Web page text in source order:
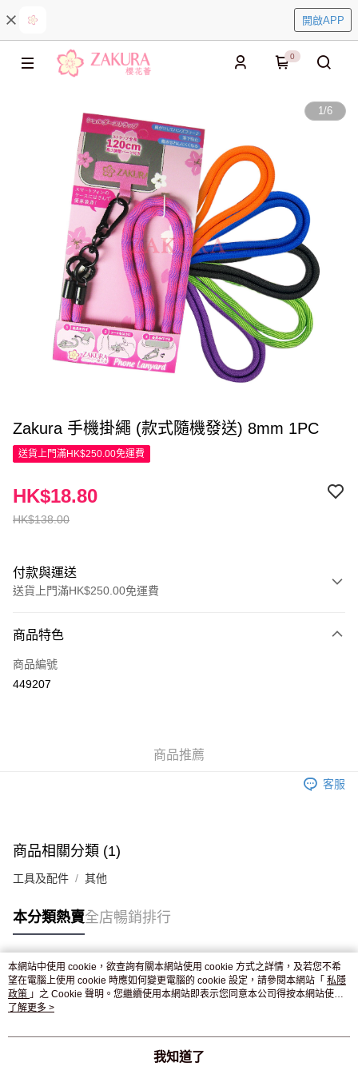
開啟APP
0
1/6
Zakura 手機掛繩 (款式隨機發送) 8mm 1PC
送貨上門滿HK$250.00免運費
HK$138.00
HK$18.80
付款與運送
送貨上門滿HK$250.00免運費
信用卡
Apple Pay
付款後門市自取，訂單確認後2-4個工作天到店，7天內取。逾期後
商品特色
商品編號
449207
商品推薦
客服
商品相關分類 (1)
工具及配件 其他
本分類熱賣全店暢銷排行
熱門標籤
熱銷排行
本網站中使用 cookie，欲查詢有關本網站使用 cookie 方式之詳情，及若您不希
望在電腦上使用 cookie 時應如何變更電腦的 cookie 設定，請參閱本網站「 私隱
政策 」之 Cookie 聲明。您繼續使用本網站即表示您同意本公司得按本網站使用
條款之 Cookie 聲明使用 cookie。
了解更多 >
我知道了